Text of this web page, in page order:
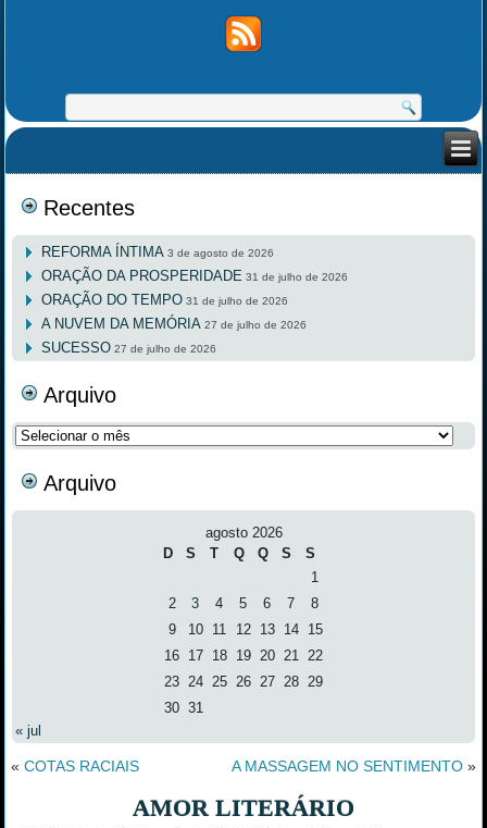
Recentes
REFORMA ÍNTIMA 3 de agosto de 2026
ORAÇÃO DA PROSPERIDADE 31 de julho de 2026
ORAÇÃO DO TEMPO 31 de julho de 2026
A NUVEM DA MEMÓRIA 27 de julho de 2026
SUCESSO 27 de julho de 2026
Arquivo
Arquivo
Arquivo
agosto 2026
D
S T Q Q S
S
1
2
3 4 5 6 7
8
9
10 11 12 13 14
15
16 17 18 19 20 21
22
23 24 25 26 27 28
29
30 31
« jul
«COTAS RACIAIS A MASSAGEM NO SENTIMENTO»
AMOR LITERÁRIO